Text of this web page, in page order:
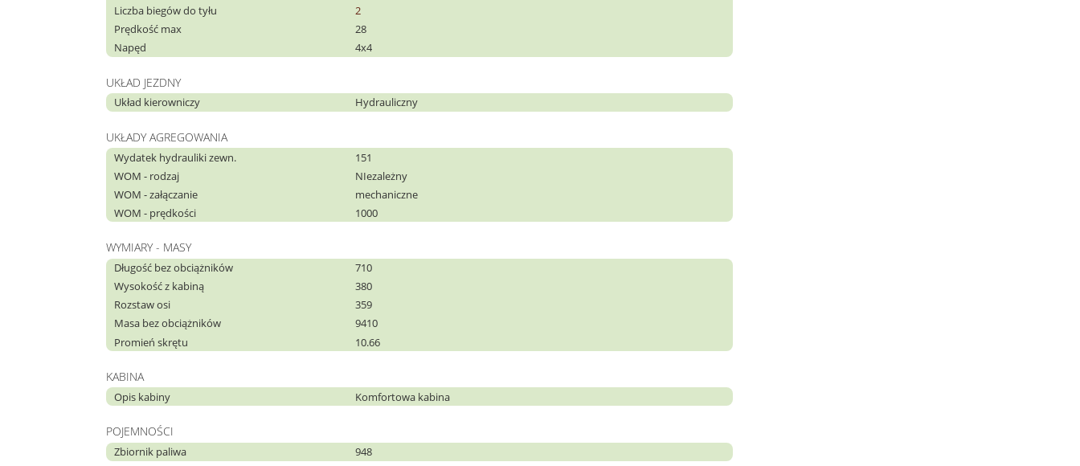
Liczba biegów do tyłu
2
Prędkość max
28
Napęd
4x4
UKŁAD JEZDNY
Układ kierowniczy Hydrauliczny
UKŁADY AGREGOWANIA
Wydatek hydrauliki zewn.
151
WOM - rodzaj
NIezależny
WOM - załączanie
mechaniczne
WOM - prędkości
1000
WYMIARY - MASY
Długość bez obciążników
710
Wysokość z kabiną
380
Rozstaw osi
359
Masa bez obciążników
9410
Promień skrętu
10.66
KABINA
Opis kabiny Komfortowa kabina
POJEMNOŚCI
Zbiornik paliwa 948